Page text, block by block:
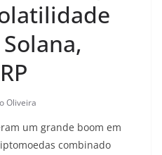
Oliveira
um grande boom em
combinado